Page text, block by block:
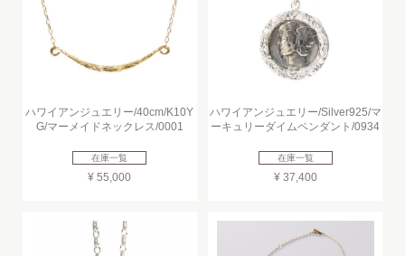
ハワイアンジュエリー/40cm/K10Y
G/マーメイドネックレス/0001
在庫一覧
¥ 55,000
ハワイアンジュエリー/Silver925/マ
ーキュリーダイムペンダント/0934
在庫一覧
¥ 37,400